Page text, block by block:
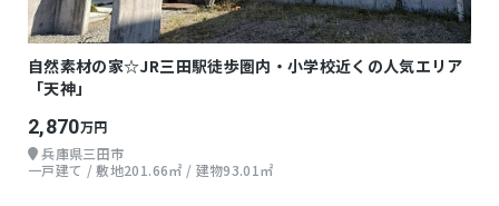
自然素材の家☆JR三田駅徒歩圏内・小学校近くの人気エリア
「天神」
2,870万円
兵庫県三田市
一戸建て / 敷地201.66㎡ / 建物93.01㎡